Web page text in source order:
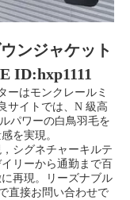
ンジャケット
ID:hxp1111
ーはモンクレールミ
サイトでは、N 級高
パワーの白鳥羽毛を
を実現。
シグネチャーキルテ
リーから通勤まで百
再現。リーズナブル
直接お問い合わせで